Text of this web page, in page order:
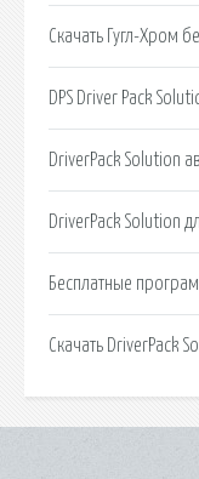
Скачать Гугл-Хром
DPS Driver Pack
DriverPack Solution
DriverPack Solution
Бесплатные
Скачать DriverPack